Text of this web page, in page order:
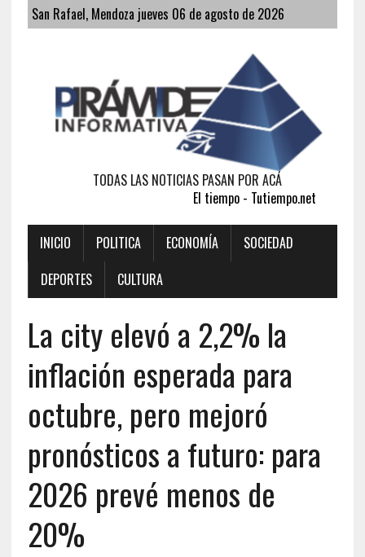
San Rafael, Mendoza jueves 06 de agosto de 2026
TODAS LAS NOTICIAS PASAN POR ACÁ
El tiempo - Tutiempo.net
INICIO POLITICA ECONOMÍA
SOCIEDAD
DEPORTES
CULTURA
La city elevó a 2,2% la
inflación esperada para
octubre, pero mejoró
pronósticos a futuro: para
2026 prevé menos de
20%